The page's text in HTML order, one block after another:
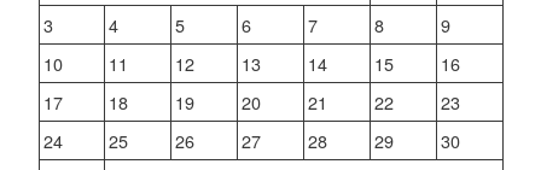
3
4 5 6 7 8
9
10
11 12 13 14 15
16
17
18 19 20 21 22
23
24
25 26 27 28 29
30